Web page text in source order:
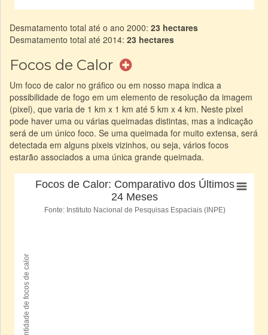
Desmatamento total até o ano 2000: 23 hectares
Desmatamento total até 2014: 23 hectares
Focos de Calor
Um foco de calor no gráfico ou em nosso mapa indica a
possibilidade de fogo em um elemento de resolução da imagem
(pixel), que varia de 1 km x 1 km até 5 km x 4 km. Neste pixel
pode haver uma ou várias queimadas distintas, mas a indicação
será de um único foco. Se uma queimada for muito extensa, será
detectada em alguns pixeis vizinhos, ou seja, vários focos
estarão associados a uma única grande queimada.